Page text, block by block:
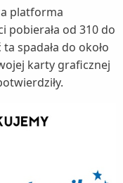
platforma
pobierała od 310 do
spadała do około
karty graficznej